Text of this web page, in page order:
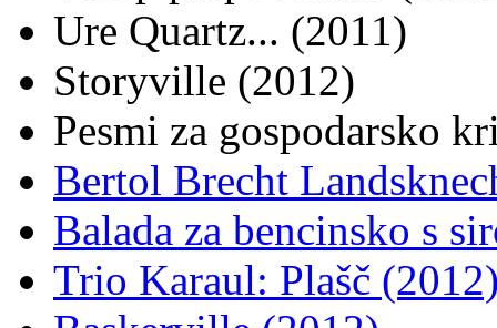
Ure Quartz... (2011)
Storyville (2012)
Pesmi za gospodarsko
Bertol Brecht
Balada za bencinsko s
Trio Karaul: Plašč